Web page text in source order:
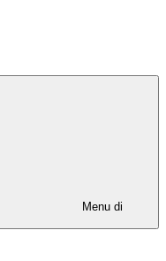
Menu di